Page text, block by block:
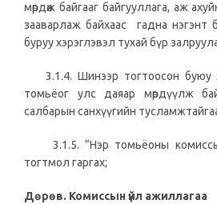
мөрдөж байгааг байгууллага, аж
зааварлаж байхаас гадна нэгэнт
буруу хэрэглэвэл тухай бүр
3.1.4. Шинээр тогтоосон буюу
томьёог улс даяар мөрдүүлж
салбарын санхүүгийн
3.1.5. “Нэр томьёоны
тогтмол гаргах;
Дөрөв. Комиссын үйл ажиллагаа